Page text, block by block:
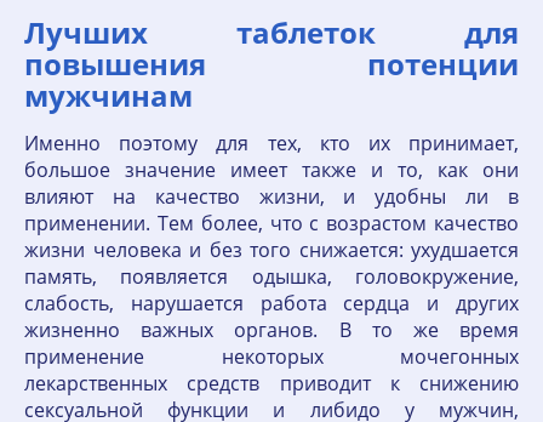
Лучших таблеток для
повышения потенции
мужчинам
Именно поэтому для тех, кто их принимает,
большое значение имеет также и то, как они
влияют на качество жизни, и удобны ли в
применении. Тем более, что с возрастом качество
жизни человека и без того снижается: ухудшается
память, появляется одышка, головокружение,
слабость, нарушается работа сердца и других
жизненно важных органов. В то же время
применение некоторых мочегонных
лекарственных средств приводит к снижению
сексуальной функции и либидо у мужчин,